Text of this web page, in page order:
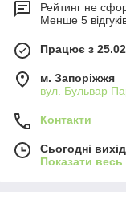
Рейтинг не
Менше 5
Працює з
м. Запоріжжя
вул. Бульвар
Контакти
Сьогодні
Показати